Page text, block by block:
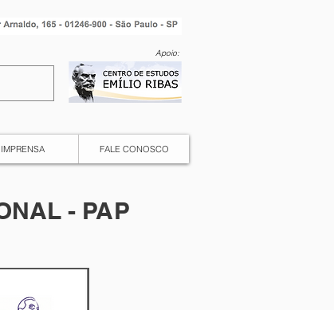
Apoio:
IMPRENSA FALE CONOSCO
- PAP